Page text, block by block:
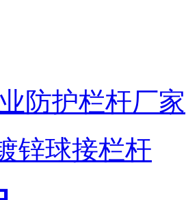
防护栏杆厂家
锌球接栏杆